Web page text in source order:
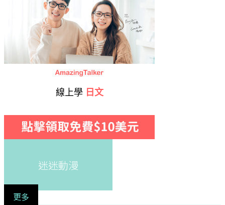
線上學 日文
迷迷動漫
更多